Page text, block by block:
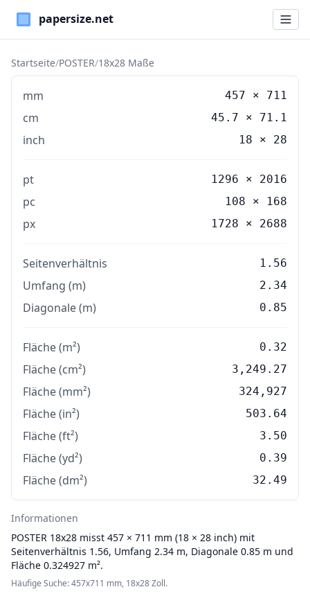
Paper Sizes
Startseite/POSTER/18x28 Maße
mm 457 × 711
cm 45.7 × 71.1
inch 18 × 28
pt 1296 × 2016
pc 108 × 168
px 1728 × 2688
Seitenverhältnis 1.56
Umfang (m) 2.34
Diagonale (m) 0.85
Fläche (m²) 0.32
Fläche (cm²) 3,249.27
Fläche (mm²) 324,927
Fläche (in²) 503.64
Fläche (ft²) 3.50
Fläche (yd²) 0.39
Fläche (dm²) 32.49
Informationen
POSTER 18x28 misst 457 × 711 mm (18 × 28 inch) mit
Seitenverhältnis 1.56, Umfang 2.34 m, Diagonale 0.85 m und
Fläche 0.324927 m².
Häufige Suche: 457x711 mm, 18x28 Zoll.